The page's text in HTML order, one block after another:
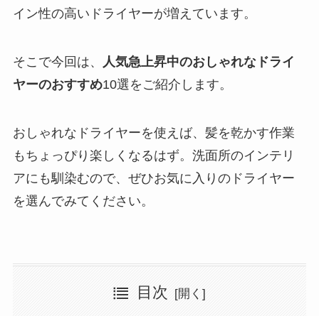
イン性の高いドライヤーが増えています。
そこで今回は、
人気急上昇中のおしゃれなドライ
ヤーのおすすめ10選をご紹介します。
おしゃれなドライヤーを使えば、髪を乾かす作業
もちょっぴり楽しくなるはず。洗面所のインテリ
アにも馴染むので、ぜひお気に入りのドライヤー
を選んでみてください。
目次